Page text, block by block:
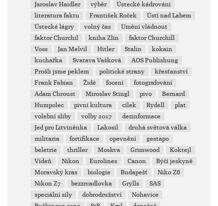
Jaroslav Haidler
výběr
Ústecké kádrování
literatura faktu
František Roček
Ústí nad Labem
Ústecké lágry
volný čas
Umění vládnout
faktor Churchil
kniha Zlín
faktor Churchill
Voss
Jan Melvil Hitler Stalin
kokain
kuchařka
Svatava Vašková
AOS Publishung
Prošli jsme peklem
politické strany
křesťanství
Frank Fabian
Židé focení
fotografování
Adam Chroust
Miroslav Stingl pivo
Bernard
Humpolec
pivní kultura cílek Rydell
plat
volební sliby
volby 2017
dezinformace
Jed pro Litviněnka
Lakosil
druhá světová válka
militaria
fortifikace opevnění
gestapo
beletrie
thriller Moskva Grimwood
Koktejl
Vídeň
Nikon Eurolines Canon
Býčí jeskyně
Moravský kras
biologie Budapešť
Niko Z6
Nikon Z7
bezzrcadlovka Grylls
SAS
speciální síly
dobrodružství
Nohavice